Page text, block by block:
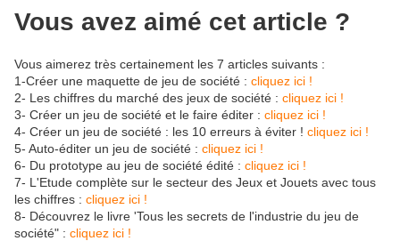
Vous avez aimé cet article ?
Vous aimerez très certainement les 7 articles suivants :
1-Créer une maquette de jeu de société : cliquez ici !
2- Les chiffres du marché des jeux de société : cliquez ici !
3- Créer un jeu de société et le faire éditer : cliquez ici !
4- Créer un jeu de société : les 10 erreurs à éviter ! cliquez ici !
5- Auto-éditer un jeu de société : cliquez ici !
6- Du prototype au jeu de société édité : cliquez ici !
7- L'Etude complète sur le secteur des Jeux et Jouets avec tous
les chiffres : cliquez ici !
8- Découvrez le livre 'Tous les secrets de l'industrie du jeu de
société" : cliquez ici !